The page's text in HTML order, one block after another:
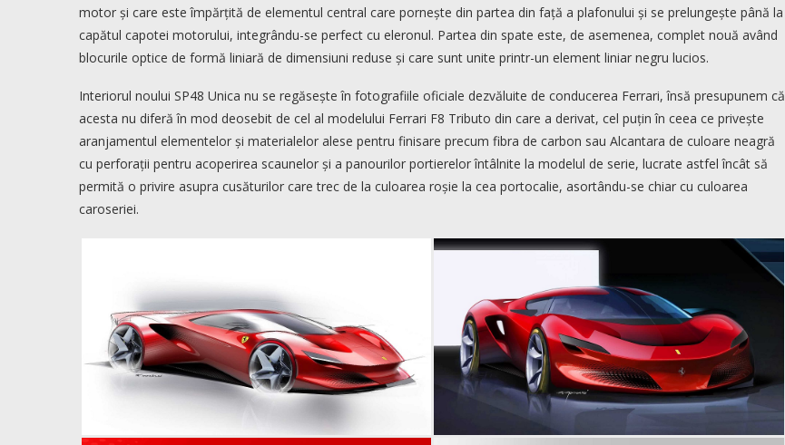
motor și care este împărțită de elementul central care pornește din partea din față a plafonului și se prelungește până la
capătul capotei motorului, integrându-se perfect cu eleronul. Partea din spate este, de asemenea, complet nouă având
blocurile optice de formă liniară de dimensiuni reduse și care sunt unite printr-un element liniar negru lucios.
Interiorul noului SP48 Unica nu se regăsește în fotografiile oficiale dezvăluite de conducerea Ferrari, însă presupunem că
acesta nu diferă în mod deosebit de cel al modelului Ferrari F8 Tributo din care a derivat, cel puțin în ceea ce privește
aranjamentul elementelor și materialelor alese pentru finisare precum fibra de carbon sau Alcantara de culoare neagră
cu perforații pentru acoperirea scaunelor și a panourilor portierelor întâlnite la modelul de serie, lucrate astfel încât să
permită o privire asupra cusăturilor care trec de la culoarea roșie la cea portocalie, asortându-se chiar cu culoarea
caroseriei.